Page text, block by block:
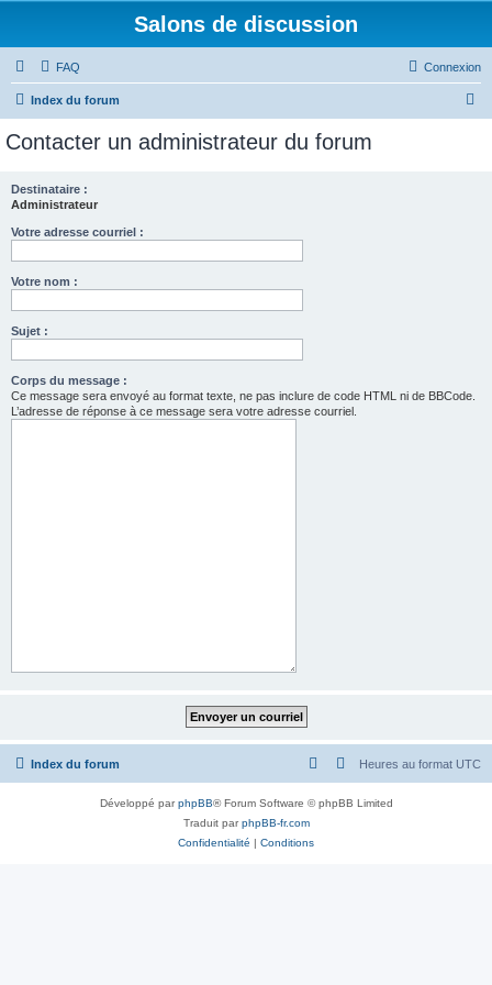
Salons de discussion
FAQ Connexion
Index du forum
Contacter un administrateur du forum
Destinataire :
Administrateur
Votre adresse courriel :
Votre nom :
Sujet :
Corps du message :
Ce message sera envoyé au format texte, ne pas inclure de code HTML ni de BBCode.
L’adresse de réponse à ce message sera votre adresse courriel.
Index du forum Heures au format UTC
Développé parphpBB® Forum Software © phpBB Limited
Traduit parphpBB-fr.com
Confidentialité | Conditions